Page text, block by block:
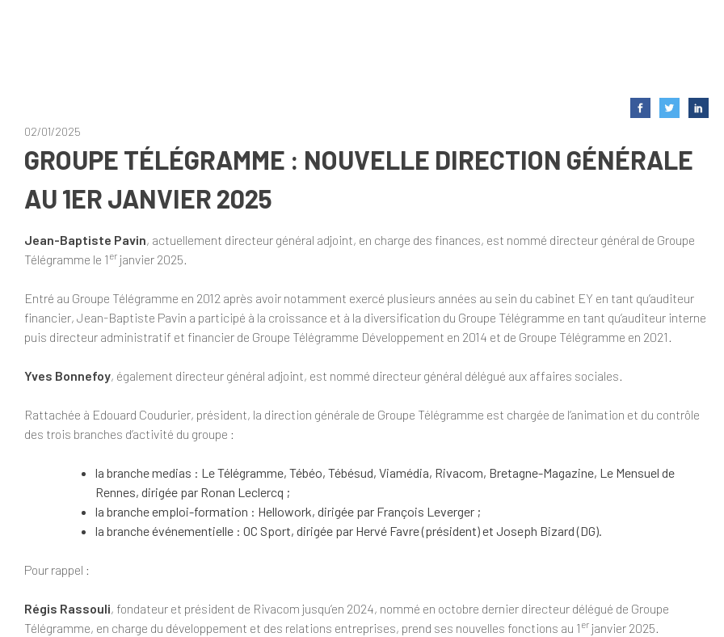
02/01/2025
GROUPE TÉLÉGRAMME : NOUVELLE DIRECTION GÉNÉRALE
AU 1ER JANVIER 2025
Jean-Baptiste Pavin, actuellement directeur général adjoint, en charge des finances, est nommé directeur général de Groupe
Télégramme le 1 er janvier 2025.
Entré au Groupe Télégramme en 2012 après avoir notamment exercé plusieurs années au sein du cabinet EY en tant qu’auditeur
financier, Jean-Baptiste Pavin a participé à la croissance et à la diversification du Groupe Télégramme en tant qu’auditeur interne
puis directeur administratif et financier de Groupe Télégramme Développement en 2014 et de Groupe Télégramme en 2021.
Yves Bonnefoy, également directeur général adjoint, est nommé directeur général délégué aux affaires sociales.
Rattachée à Edouard Coudurier, président, la direction générale de Groupe Télégramme est chargée de l’animation et du contrôle
des trois branches d’activité du groupe :
la branche medias : Le Télégramme, Tébéo, Tébésud, Viamédia, Rivacom, Bretagne-Magazine, Le Mensuel de
Rennes, dirigée par Ronan Leclercq ;
la branche emploi-formation : Hellowork, dirigée par François Leverger ;
la branche événementielle : OC Sport, dirigée par Hervé Favre (président) et Joseph Bizard (DG).
Pour rappel :
Régis Rassouli, fondateur et président de Rivacom jusqu’en 2024, nommé en octobre dernier directeur délégué de Groupe
Télégramme, en charge du développement et des relations entreprises, prend ses nouvelles fonctions au 1 er janvier 2025.